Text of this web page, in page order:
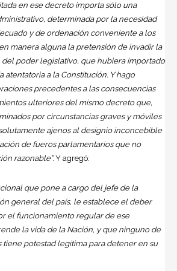
en ese decreto importa sólo una
determinada por la necesidad
y de ordenación conveniente a los
manera alguna la pretensión de invadir la
del poder legislativo, que hubiera importado
atentatoria a la Constitución. Y hago
precedentes a las consecuencias
ulteriores del mismo decreto que,
por circunstancias graves y móviles
ajenos al designio inconcebible
de fueros parlamentarios que no
razonable”.Y agregó:
que pone a cargo del jefe de la
general del país, le establece el deber
el funcionamiento regular de ese
la vida de la Nación, y que ninguno de
tiene potestad legítima para detener en su